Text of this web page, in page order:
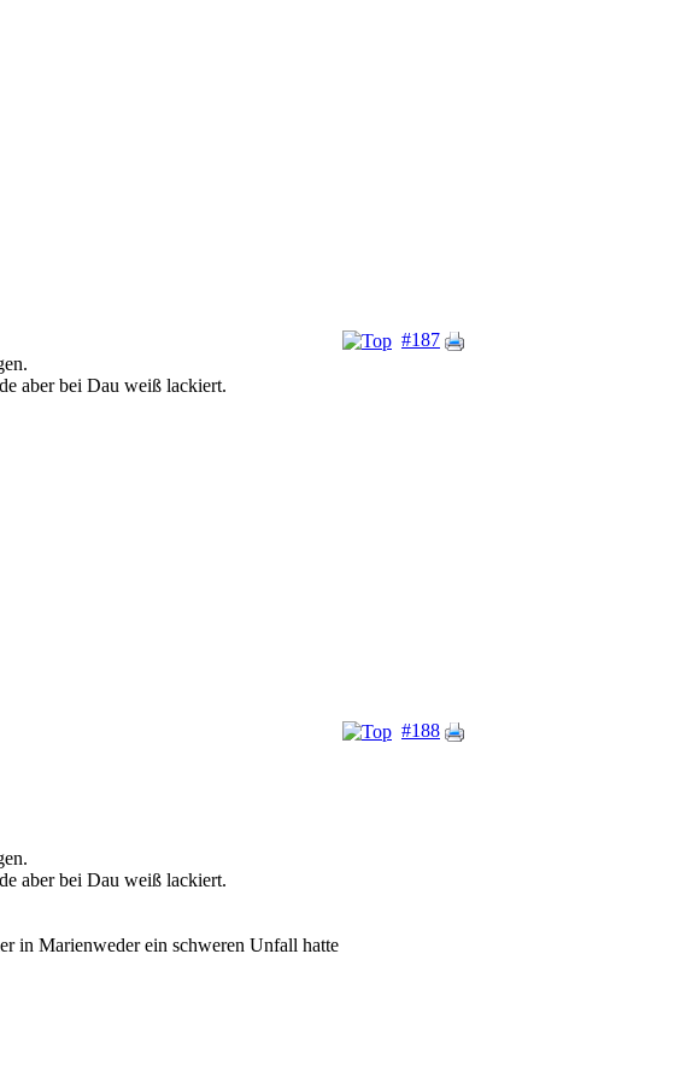
#187
aber bei Dau weiß lackiert.
#188
aber bei Dau weiß lackiert.
in Marienweder ein schweren Unfall hatte